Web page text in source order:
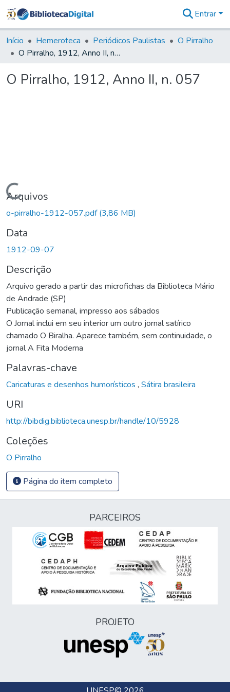
&
Coleções
Tudo na
Digital
Entrar
Início Hemeroteca Periódicos Paulistas
O Pirralho
O Pirralho, 1912, Anno II, n. 057
O Pirralho, 1912, Anno II, n. 057
Carregando...
Arquivos
o-pirralho-1912-057.pdf(3,86 MB)
Data
1912-09-07
Descrição
Arquivo gerado a partir das microfichas da Biblioteca Mário
de Andrade (SP)
Publicação semanal, impresso aos sábados
O Jornal inclui em seu interior um outro jornal satírico
chamado O Biralha. Aparece também, sem continuidade, o
jornal A Fita Moderna
Palavras-chave
Caricaturas e desenhos humorísticos , Sátira brasileira
URI
http://bibdig.biblioteca.unesp.br/handle/10/5928
Coleções
O Pirralho
Página do item completo
PARCEIROS
PROJETO